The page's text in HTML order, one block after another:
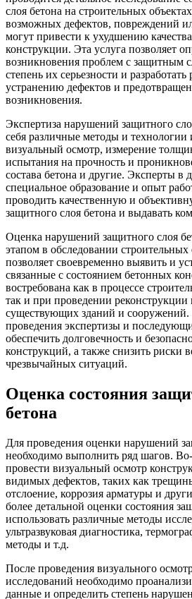
слоя бетона на строительных
возможных дефектов, повреждений
могут привести к ухудшению
конструкции. Эта услуга позволяет
возникновения проблем с защитным
степень их серьезности и
устранению дефектов и
возникновения.
Экспертиза нарушений защитного
себя различные методы и технологии
визуальный осмотр, измерение
испытания на прочность и
состава бетона и другие. Эксперты в
специальное образование и опыт
проводить качественную и
защитного слоя бетона и выдавать
Оценка нарушений защитного слоя
этапом в обследовании строительных
позволяет своевременно выявить и
связанные с состоянием бетонных
востребована как в процессе
так и при проведении реконструкции
существующих зданий и сооружений.
проведения экспертизы и
обеспечить долговечность и
конструкций, а также снизить риски
чрезвычайных ситуаций.
Оценка состояния
бетона
Для проведения оценки нарушений
необходимо выполнить ряд шагов.
провести визуальный осмотр
видимых дефектов, таких как
отслоение, коррозия арматуры и
более детальной оценки состояния
использовать различные методы
ультразвуковая диагностика,
методы и т.д.
После проведения визуального
исследований необходимо
данные и определить степень